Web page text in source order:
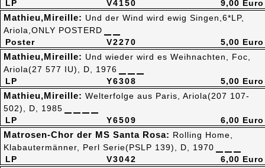
V4150
LP
9,00 Euro
V2270
Poster
Mathieu,Mireille: Und der Wind wird ewig Singen,6*LP,
Ariola,ONLY POSTERD
5,00 Euro
Y6308
LP
Mathieu,Mireille: Und wieder wird es Weihnachten, Foc,
Ariola(27 577 IU), D, 1976
5,00 Euro
Y6509
LP
Mathieu,Mireille: Welterfolge aus Paris, Ariola(207 107-
502), D, 1985
6,00 Euro
V3042
LP
Matrosen-Chor der MS Santa Rosa: Rolling Home,
Klabautermänner, Perl Serie(PSLP 139), D, 1970
6,00 Euro